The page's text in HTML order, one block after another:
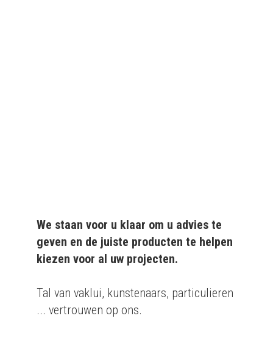
We staan voor u klaar om u advies te
geven en de juiste producten te helpen
kiezen voor al uw projecten.
Tal van vaklui, kunstenaars, particulieren
... vertrouwen op ons.